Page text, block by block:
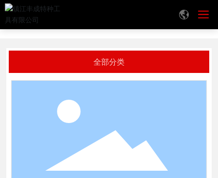
首页 产品中心
加工中心用盖板玻璃磨轮
全部分类